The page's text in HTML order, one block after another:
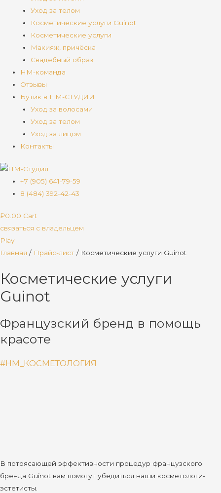
Уход за телом
Косметические услуги Guinot
Косметические услуги
Макияж, причёска
Свадебный образ
НМ-команда
Отзывы
Бутик в НМ-СТУДИИ
Уход за волосами
Уход за телом
Уход за лицом
Контакты
+7 (905) 641-79-59
8 (484) 392-42-43
₽0.00 Cart
связаться с владельцем
Play
Главная / Прайс-лист / Косметические услуги Guinot
Косметические услуги
Guinot
Французский бренд в помощь
красоте
#НМ_КОСМЕТОЛОГИЯ
В потрясающей эффективности процедур французского
бренда Guinot вам помогут убедиться наши косметологи-
эстетисты.